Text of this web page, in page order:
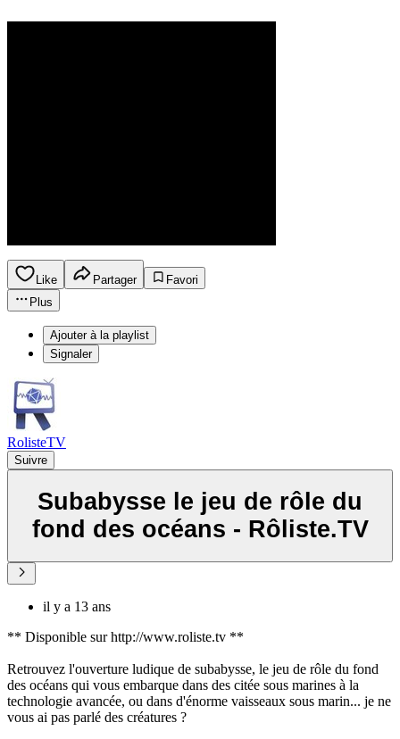
Like Partager
Favori
Plus
Ajouter à la playlist
Signaler
RolisteTV
Suivre
Subabysse le jeu de rôle du
fond des océans - Rôliste.TV
il y a 13 ans
** Disponible sur http://www.roliste.tv **
Retrouvez l'ouverture ludique de subabysse, le jeu de rôle du fond
des océans qui vous embarque dans des citée sous marines à la
technologie avancée, ou dans d'énorme vaisseaux sous marin... je ne
vous ai pas parlé des créatures ?